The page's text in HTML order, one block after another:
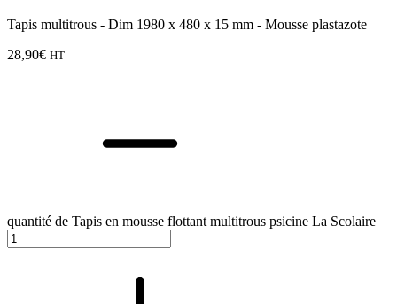
Tapis multitrous - Dim 1980 x 480 x 15 mm - Mousse plastazote
28,90€ HT
quantité de Tapis en mousse flottant multitrous psicine La Scolaire